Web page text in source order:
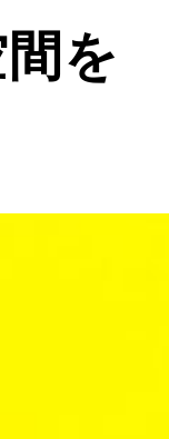
を